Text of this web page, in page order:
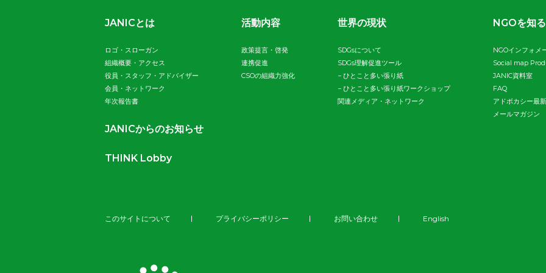
JANICとは
ロゴ・スローガン
組織概要・アクセス
役員・スタッフ・アドバイザー
会員・ネットワーク
年次報告書
活動内容
政策提言・啓発
連携促進
CSOの組織力強化
世界の現状
SDGsについて
SDGs理解促進ツール
− ひとこと多い張り紙
− ひとこと多い張り紙ワークショップ
関連メディア・ネットワーク
NGOを知る
NGOインフォメ
Social map
JANIC資料室
FAQ
アドボカシー最
メールマガジン
JANICからのお知らせ
THINK Lobby
このサイトについて プライバシーポリシー お問い合わせ English